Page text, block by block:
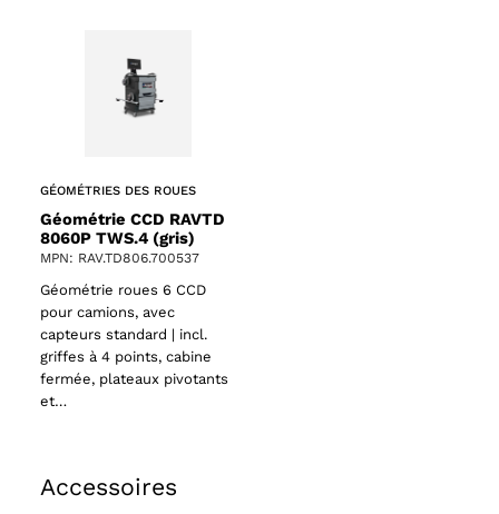
GÉOMÉTRIES DES ROUES
Géométrie CCD RAVTD
8060P TWS.4 (gris)
MPN: RAV.TD806.700537
Géométrie roues 6 CCD
pour camions, avec
capteurs standard | incl.
griffes à 4 points, cabine
fermée, plateaux pivotants
et…
Accessoires